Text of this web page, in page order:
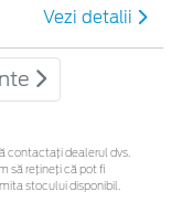
Vezi detalii
contactaţi dealerul dvs.
să rețineți că pot fi
stocului disponibil.